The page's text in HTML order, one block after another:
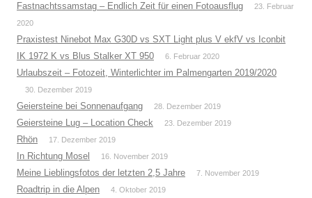
Fastnachtssamstag – Endlich Zeit für einen Fotoausflug
23. Februar
2020
Praxistest Ninebot Max G30D vs SXT Light plus V ekfV vs Iconbit
IK 1972 K vs Blus Stalker XT 950
6. Februar 2020
Urlaubszeit – Fotozeit, Winterlichter im Palmengarten 2019/2020
30. Dezember 2019
Geiersteine bei Sonnenaufgang 28. Dezember 2019
Geiersteine Lug – Location Check 23. Dezember 2019
Rhön 17. Dezember 2019
In Richtung Mosel 16. November 2019
Meine Lieblingsfotos der letzten 2,5 Jahre 7. November 2019
Roadtrip in die Alpen 4. Oktober 2019